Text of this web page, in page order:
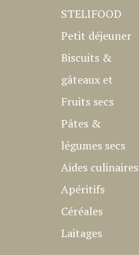
STELIFOOD
Petit déjeuner
Biscuits &
gâteaux et
Fruits secs
Pâtes &
légumes secs
Aides culinaires
Apéritifs
Céréales
Laitages